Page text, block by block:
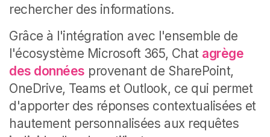
rechercher des informations.
Grâce à l'intégration avec l'ensemble de
l'écosystème Microsoft 365, Chat agrège
des données provenant de SharePoint,
OneDrive, Teams et Outlook, ce qui permet
d'apporter des réponses contextualisées et
hautement personnalisées aux requêtes